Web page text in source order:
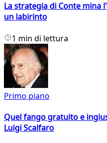
La strategia di Conte mina
un labirinto
1 min di lettura
Primo piano
Quel fango gratuito e
Luigi Scalfaro